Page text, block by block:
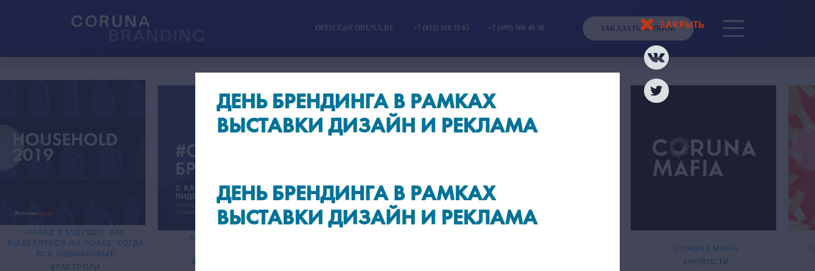
OFFICE@CORUNA.RU +7 (812) 318 33 65 +7 (499) 500 49 30 ЗАКАЗАТЬ ЗВОНОК
НАЗАД В БУДУЩЕЕ: КАК
ВЫДЕЛЯТЬСЯ НА ПОЛКЕ, КОГДА
ВСЕ ОДИНАКОВЫЕ
#ГАСТРОЛИ
КАК СТАТЬ ЛИДЕРОМ
#СРЕДАБРЕНДИНГА
CORUNA MAFIA
#НОВОСТИ
ДЕНЬ БРЕНДИНГА В РАМКАХ
ВЫСТАВКИ ДИЗАЙН И РЕКЛАМА
ДЕНЬ БРЕНДИНГА В РАМКАХ
ВЫСТАВКИ ДИЗАЙН И РЕКЛАМА